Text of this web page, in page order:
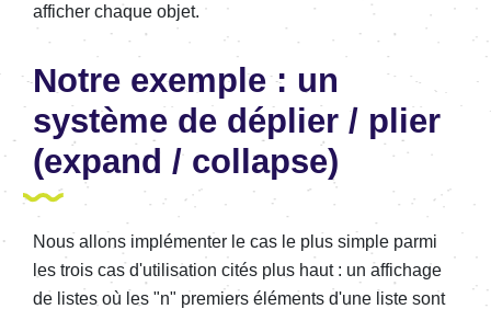
afficher chaque objet.
Notre exemple : un
système de déplier / plier
(expand / collapse)
Nous allons implémenter le cas le plus simple parmi
les trois cas d'utilisation cités plus haut : un affichage
de listes où les "n" premiers éléments d'une liste sont